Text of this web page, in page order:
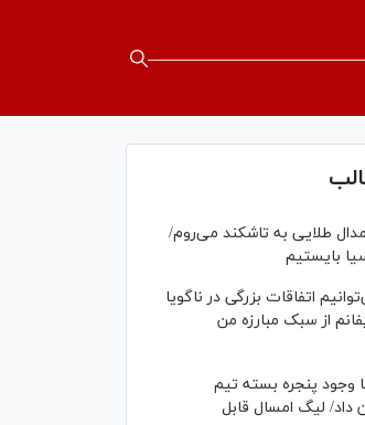
قلی‌پور: برای ۳ مدال طلایی به تاشکند می‌روم/
بایستیم
اتفاقات بزرگی در ناگویا
از سبک مبارزه من
وجود پنجره بسته تیم
داد/ لیگ امسال قابل